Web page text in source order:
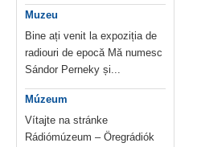
Muzeu
Bine ați venit la expoziția de
radiouri de epocă Mă numesc
Sándor Perneky și...
Múzeum
Vítajte na stránke
Rádiómúzeum – Öregrádiók